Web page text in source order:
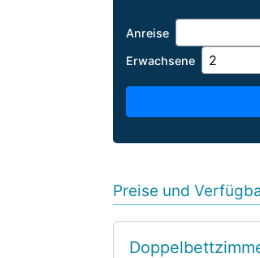
Anreise
Erwachsene
Preise und